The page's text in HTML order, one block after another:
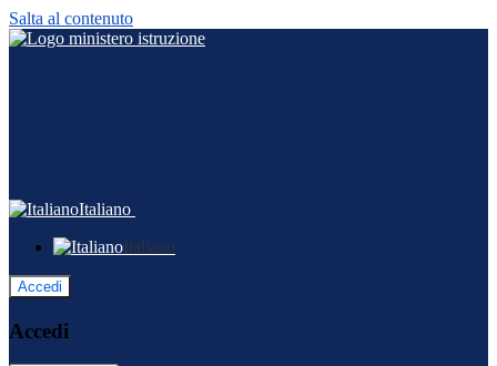
Salta al contenuto
Italiano
Italiano
Accedi
Accedi